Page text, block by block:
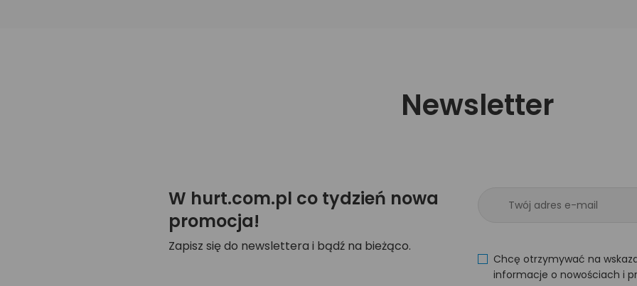
Newsletter
W hurt.com.pl co tydzień nowa
promocja!
Zapisz się do newslettera i bądź na bieżąco.
Chcę otrzymywać na
informacje o nowościach i